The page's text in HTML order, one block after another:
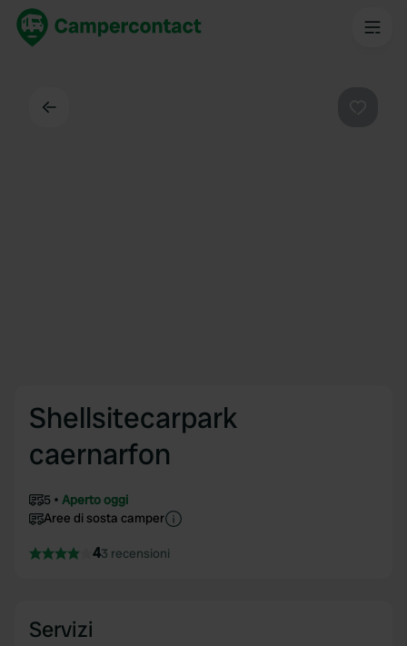
Shellsitecarpark
caernarfon
5
Aperto oggi
Aree di sosta camper
43 recensioni
Servizi